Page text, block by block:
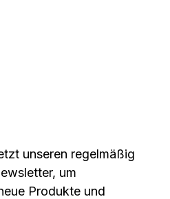
unseren regelmäßig
um
Produkte und